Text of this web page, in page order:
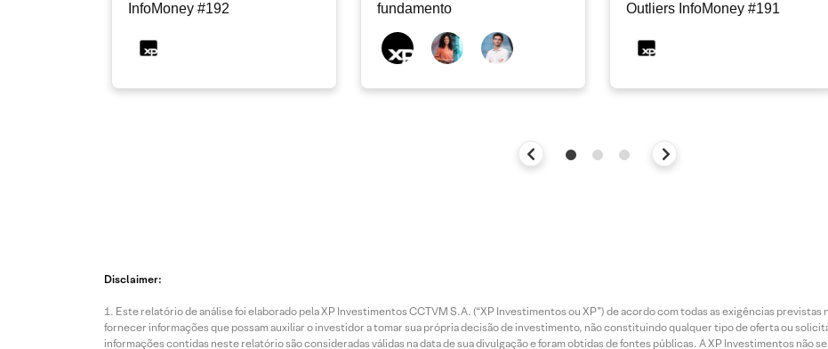
InfoMoney #192
fundamento
Outliers InfoMoney #191
Disclaimer:
Este relatório de análise foi elaborado pela XP Investimentos CCTVM S.A. (“XP Investimentos ou XP”) de acordo com todas as exigências
fornecer informações que possam auxiliar o investidor a tomar sua própria decisão de investimento, não constituindo qualquer tipo de oferta ou
informações contidas neste relatório são consideradas válidas na data de sua divulgação e foram obtidas de fontes públicas. A XP Investimentos não